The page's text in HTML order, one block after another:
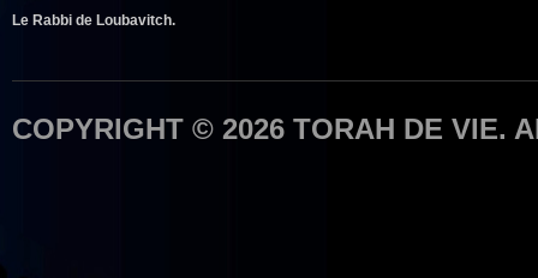
Le Rabbi de Loubavitch.
COPYRIGHT © 2026 TORAH DE VIE.